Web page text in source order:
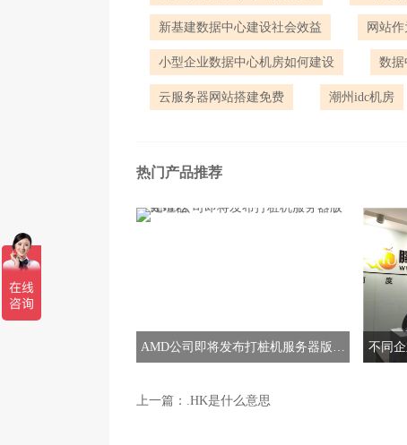
新基建数据中心建设社会效益 网站
小型企业数据中心机房如何建设 数据
云服务器网站搭建免费 潮州idc机房
热门产品推荐
AMD公司即将发布打桩机服务器版处 不同
上一篇： .HK是什么意思